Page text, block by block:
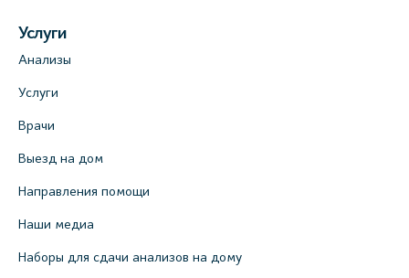
Услуги
Анализы
Услуги
Врачи
Выезд на дом
Направления помощи
Наши медиа
Наборы для сдачи анализов на дому